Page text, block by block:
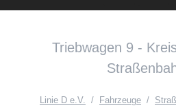
Instagram
Triebwagen 9 -
Linie D e.V. Fahrzeuge